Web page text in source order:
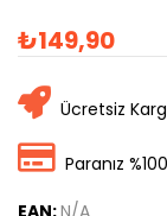
₺149,90
Ücretsiz
Paranız